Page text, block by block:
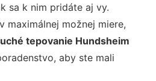
sa k nim pridáte aj vy.
maximálnej možnej miere,
tepovanie Hundsheim
aby ste mali